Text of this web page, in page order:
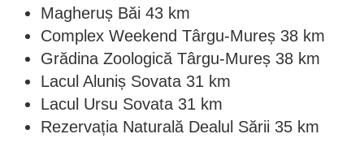
Magheruș Băi 43 km
Complex Weekend Târgu-Mureș 38 km
Grădina Zoologică Târgu-Mureș 38 km
Lacul Aluniș Sovata 31 km
Lacul Ursu Sovata 31 km
Rezervația Naturală Dealul Sării 35 km